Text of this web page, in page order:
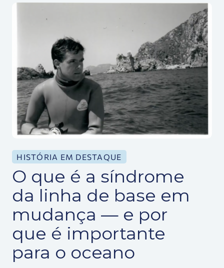
O que é a síndrome da linha de base em
HISTÓRIA EM DESTAQUE
O que é a síndrome
da linha de base em
mudança — e por
que é importante
para o oceano